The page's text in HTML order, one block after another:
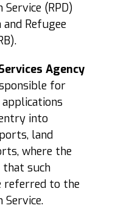
(RPD)
Refugee
Agency
for
into
land
where the
that such
referred to the
Service.